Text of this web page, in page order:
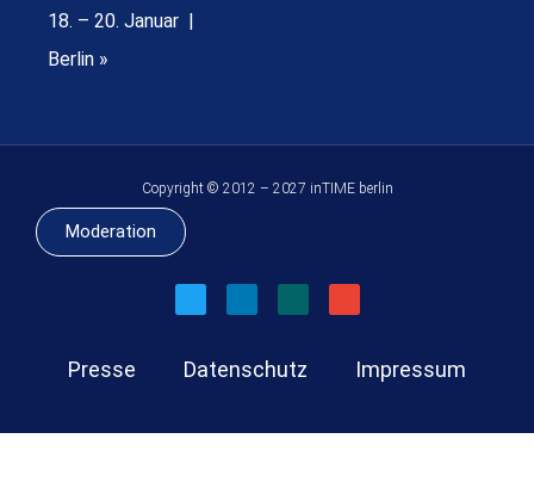
18. – 20. Januar |
Berlin »
Copyright © 2012 – 2027 inTIME berlin
Moderation
Presse Datenschutz Impressum